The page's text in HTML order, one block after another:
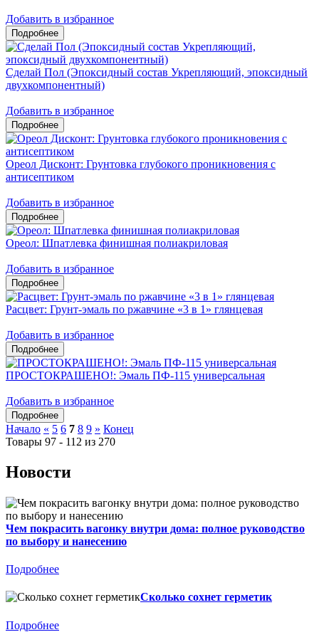
Добавить в избранное
Сделай Пол (Эпоксидный состав Укрепляющий, эпоксидный
двухкомпонентный)
Добавить в избранное
Ореол Дисконт: Грунтовка глубокого проникновения с
антисептиком
Добавить в избранное
Ореол: Шпатлевка финишная полиакриловая
Добавить в избранное
Расцвет: Грунт-эмаль по ржавчине «3 в 1» глянцевая
Добавить в избранное
ПРОСТОКРАШЕНО!: Эмаль ПФ-115 универсальная
Добавить в избранное
Начало « 5 6 7 8 9 » Конец
Товары 97 - 112 из 270
Новости
Чем покрасить вагонку внутри дома: полное руководство
по выбору и нанесению
Подробнее
Сколько сохнет герметик
Подробнее